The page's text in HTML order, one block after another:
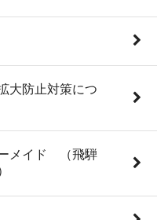
大防止対策につ
メイド （飛騨